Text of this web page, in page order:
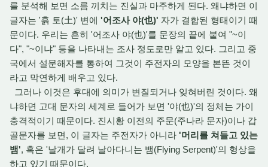
를 분석해 보면 소름 끼치는 진실과 마주하게 된다. 왜냐하면 이
글자는 '흙 토(土)' 변에 '어조사 야(也)' 자가 결합된 형태이기 때
문이다. 우리는 흔히 '어조사 야(也)'를 문장의 끝에 붙여 "~이
다", "~이냐" 등을 나타내는 조사 정도로만 알고 있다. 그리고 중
국에서 설문해자를 통하여 그것이 주전자의 모양을 본뜬 것이
라고 막연하게 배우고 있다.
그러나 이것은 후대에 의미가 변질되거나 잊혀버린 것이다. 왜
냐하면 고대 문자의 세계로 들어가 보면 '야(也)'의 정체는 가이
충격적이기 때문이다. 진시황 이전의 주문(주나라 문자)이나 갑
골문자를 보면, 이 글자는 주전자가 아니라 '머리를 쳐들고 있는
뱀', 혹은 '날개가 달려 날아다니는 뱀(Flying Serpent)'의 형상을
하고 있기 때문이다.